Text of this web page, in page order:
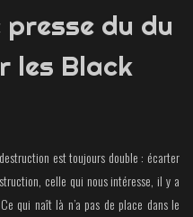
presse du du
les Black
est toujours double : écarter
celle qui nous intéresse, il y a
qui naît là n’a pas de place dans le